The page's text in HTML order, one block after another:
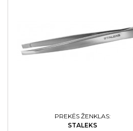
PREKĖS ŽENKLAS:
STALEKS